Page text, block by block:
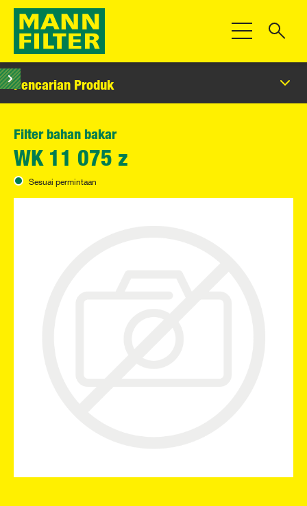
Beralih
Pencarian Produk
Filter bahan bakar
WK 11 075 z
Sesuai permintaan